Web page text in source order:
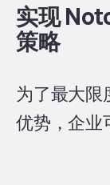
实现
策略
为了最大
优势，企业